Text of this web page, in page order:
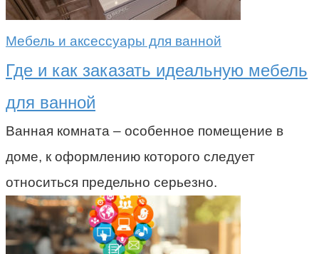
Мебель и аксессуары для ванной
Где и как заказать идеальную мебель
для ванной
Ванная комната – особенное помещение в
доме, к оформлению которого следует
относиться предельно серьезно.